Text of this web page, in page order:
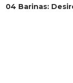
04 Barinas: